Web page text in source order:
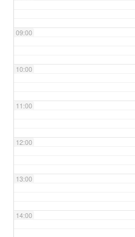
09:00
10:00
11:00
12:00
13:00
14:00